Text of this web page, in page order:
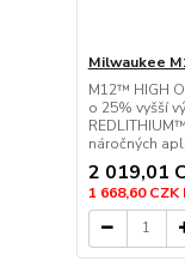
Milwaukee
M12™ HIGH
o 25% vyšší
náročných
2 019,01
1 668,60 CZK